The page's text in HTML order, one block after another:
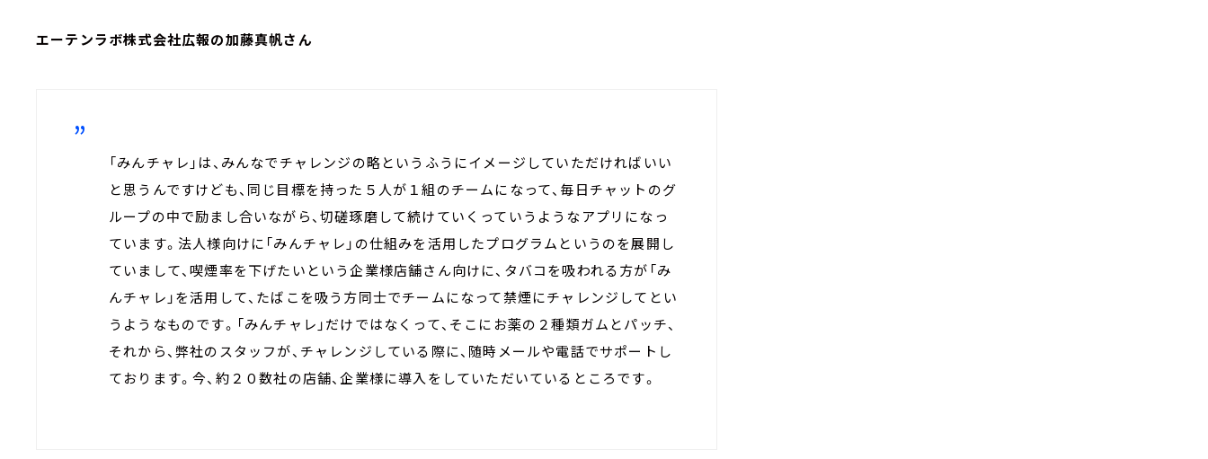
エーテンラボ株式会社広報の加藤真帆さん
「みんチャレ」は、みんなでチャレンジの略というふうにイメージしていただければいい
と思うんですけども、同じ目標を持った５人が１組のチームになって、毎日チャットのグ
ループの中で励まし合いながら、切磋琢磨して続けていくっていうようなアプリになっ
ています。法人様向けに「みんチャレ」の仕組みを活用したプログラムというのを展開し
ていまして、喫煙率を下げたいという企業様店舗さん向けに、タバコを吸われる方が「み
んチャレ」を活用して、たばこを吸う方同士でチームになって禁煙にチャレンジしてとい
うようなものです。「みんチャレ」だけではなくって、そこにお薬の２種類ガムとパッチ、
それから、弊社のスタッフが、チャレンジしている際に、随時メールや電話でサポートし
ております。今、約２０数社の店舗、企業様に導入をしていただいているところです。